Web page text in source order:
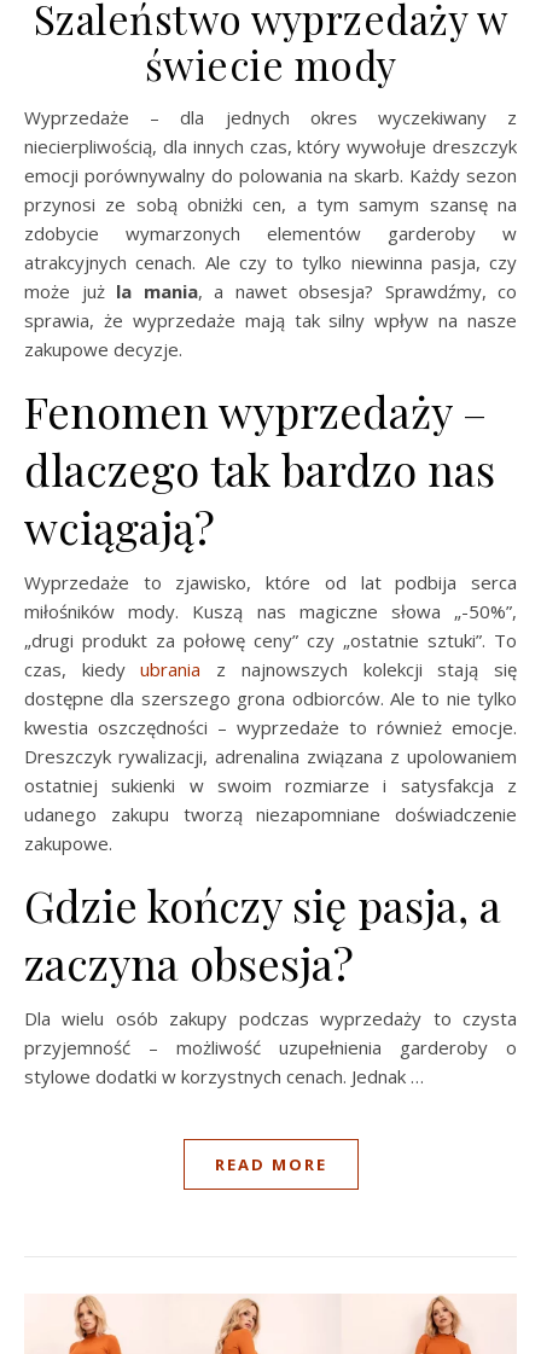
Szaleństwo wyprzedaży w
świecie mody
Wyprzedaże – dla jednych okres wyczekiwany z
niecierpliwością, dla innych czas, który wywołuje dreszczyk
emocji porównywalny do polowania na skarb. Każdy sezon
przynosi ze sobą obniżki cen, a tym samym szansę na
zdobycie wymarzonych elementów garderoby w
atrakcyjnych cenach. Ale czy to tylko niewinna pasja, czy
może już la mania, a nawet obsesja? Sprawdźmy, co
sprawia, że wyprzedaże mają tak silny wpływ na nasze
zakupowe decyzje.
Fenomen wyprzedaży –
dlaczego tak bardzo nas
wciągają?
Wyprzedaże to zjawisko, które od lat podbija serca
miłośników mody. Kuszą nas magiczne słowa „-50%”,
„drugi produkt za połowę ceny” czy „ostatnie sztuki”. To
czas, kiedyubrania z najnowszych kolekcji stają się
dostępne dla szerszego grona odbiorców. Ale to nie tylko
kwestia oszczędności – wyprzedaże to również emocje.
Dreszczyk rywalizacji, adrenalina związana z upolowaniem
ostatniej sukienki w swoim rozmiarze i satysfakcja z
udanego zakupu tworzą niezapomniane doświadczenie
zakupowe.
Gdzie kończy się pasja, a
zaczyna obsesja?
Dla wielu osób zakupy podczas wyprzedaży to czysta
przyjemność – możliwość uzupełnienia garderoby o
stylowe dodatki w korzystnych cenach. Jednak …
READ MORE